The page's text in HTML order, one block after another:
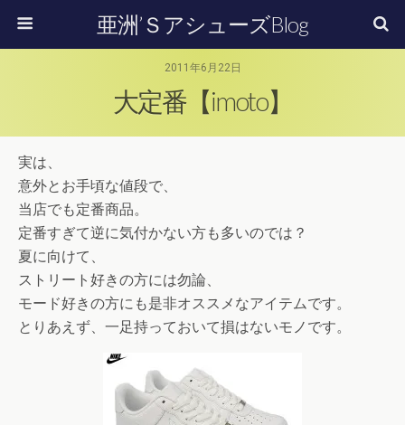
亜洲’ＳアシューズBlog
2011年6月22日
大定番【imoto】
実は、
意外とお手頃な値段で、
当店でも定番商品。
定番すぎて逆に気付かない方も多いのでは？
夏に向けて、
ストリート好きの方には勿論、
モード好きの方にも是非オススメなアイテムです。
とりあえず、一足持っておいて損はないモノです。